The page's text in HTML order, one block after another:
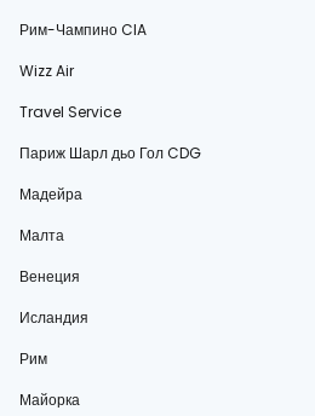
Рим-Чампино CIA
Wizz Air
Travel Service
Париж Шарл дьо Гол CDG
Мадейра
Малта
Венеция
Исландия
Рим
Майорка